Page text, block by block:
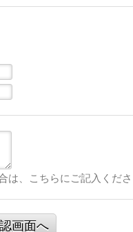
は、こちらにご記入くだ
画面へ